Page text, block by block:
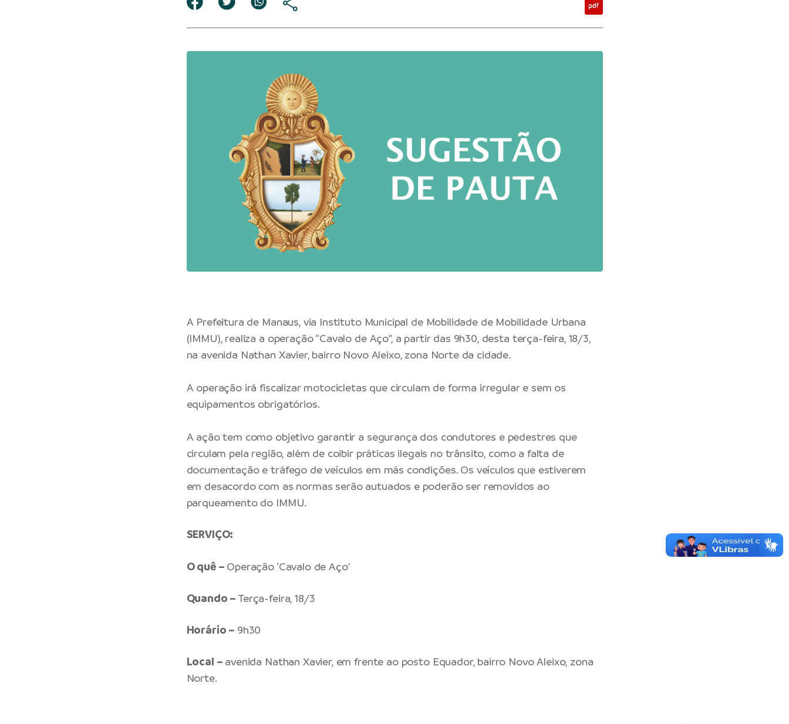
A Prefeitura de Manaus, via Instituto Municipal de Mobilidade de Mobilidade Urbana
(IMMU), realiza a operação “Cavalo de Aço”, a partir das 9h30, desta terça-feira, 18/3,
na avenida Nathan Xavier, bairro Novo Aleixo, zona Norte da cidade.
A operação irá fiscalizar motocicletas que circulam de forma irregular e sem os
equipamentos obrigatórios.
A ação tem como objetivo garantir a segurança dos condutores e pedestres que
circulam pela região, além de coibir práticas ilegais no trânsito, como a falta de
documentação e tráfego de veículos em más condições. Os veículos que estiverem
em desacordo com as normas serão autuados e poderão ser removidos ao
parqueamento do IMMU.
SERVIÇO:
O quê – Operação ‘Cavalo de Aço’
Quando –Terça-feira, 18/3
Horário – 9h30
Local – avenida Nathan Xavier, em frente ao posto Equador, bairro Novo Aleixo, zona
Norte.